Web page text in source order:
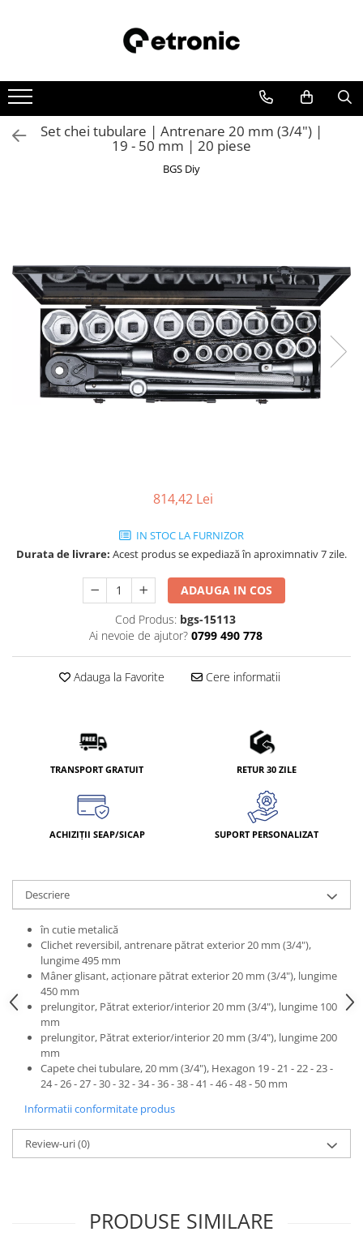
Set chei tubulare | Antrenare 20 mm (3/4") |
19 - 50 mm | 20 piese
BGS Diy
814,42 Lei
IN STOC LA FURNIZOR
Durata de livrare: Acest produs se expediază în aproximnativ 7 zile.
ADAUGA IN COS
Cod Produs: bgs-15113
Ai nevoie de ajutor? 0799 490 778
Adauga la Favorite Cere informatii
TRANSPORT GRATUIT RETUR 30 ZILE
ACHIZIȚII SEAP/SICAP SUPORT PERSONALIZAT
Descriere
în cutie metalică
Clichet reversibil, antrenare pătrat exterior 20 mm (3/4"),
lungime 495 mm
Mâner glisant, acţionare pătrat exterior 20 mm (3/4"), lungime
450 mm
prelungitor, Pătrat exterior/interior 20 mm (3/4"), lungime 100
mm
prelungitor, Pătrat exterior/interior 20 mm (3/4"), lungime 200
mm
Capete chei tubulare, 20 mm (3/4"), Hexagon 19 - 21 - 22 - 23 -
24 - 26 - 27 - 30 - 32 - 34 - 36 - 38 - 41 - 46 - 48 - 50 mm
Informatii conformitate produs
Review-uri(0)
PRODUSE SIMILARE